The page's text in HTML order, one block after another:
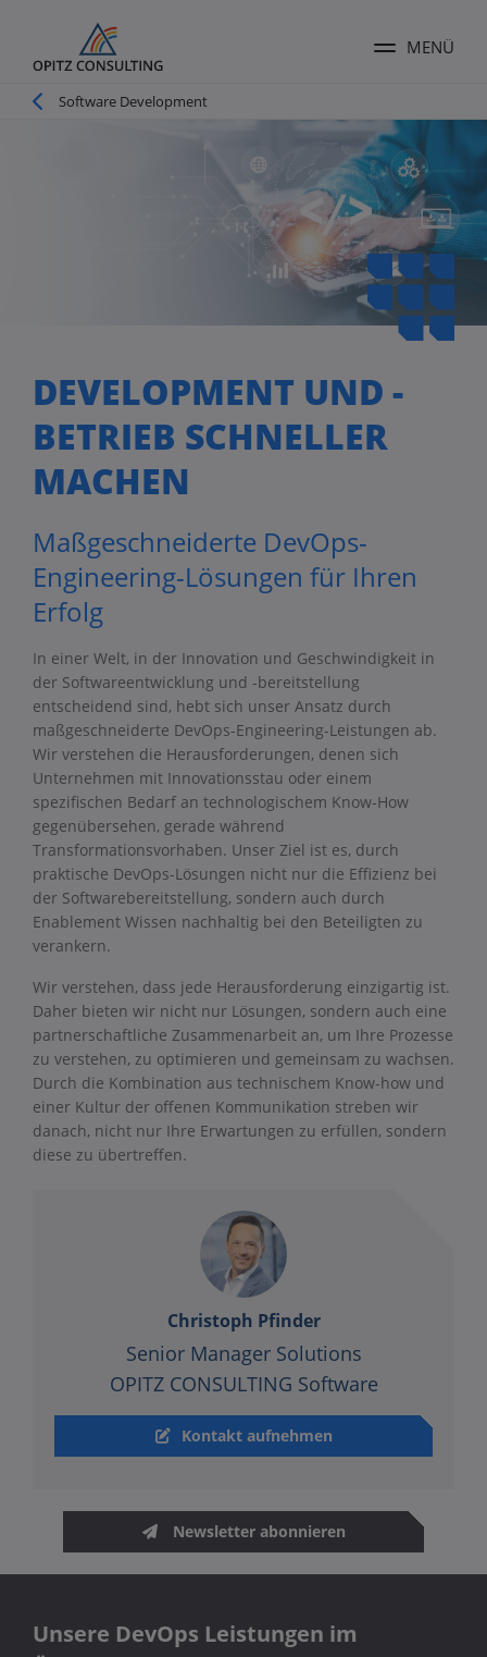
Menü
MENÜ
Pfadnavigation
Software Development
DEVELOPMENT UND -
BETRIEB SCHNELLER
MACHEN
Maßgeschneiderte DevOps-
Engineering-Lösungen für Ihren
Erfolg
In einer Welt, in der Innovation und Geschwindigkeit in
der Softwareentwicklung und -bereitstellung
entscheidend sind, hebt sich unser Ansatz durch
maßgeschneiderte DevOps-Engineering-Leistungen ab.
Wir verstehen die Herausforderungen, denen sich
Unternehmen mit Innovationsstau oder einem
spezifischen Bedarf an technologischem Know-How
gegenübersehen, gerade während
Transformationsvorhaben. Unser Ziel ist es, durch
praktische DevOps-Lösungen nicht nur die Effizienz bei
der Softwarebereitstellung, sondern auch durch
Enablement Wissen nachhaltig bei den Beteiligten zu
verankern.
Wir verstehen, dass jede Herausforderung einzigartig ist.
Daher bieten wir nicht nur Lösungen, sondern auch eine
partnerschaftliche Zusammenarbeit an, um Ihre Prozesse
zu verstehen, zu optimieren und gemeinsam zu wachsen.
Durch die Kombination aus technischem Know-how und
einer Kultur der offenen Kommunikation streben wir
danach, nicht nur Ihre Erwartungen zu erfüllen, sondern
diese zu übertreffen.
Christoph Pfinder
Senior Manager Solutions
OPITZ CONSULTING Software
Kontakt aufnehmen
Newsletter abonnieren
Unsere DevOps Leistungen im